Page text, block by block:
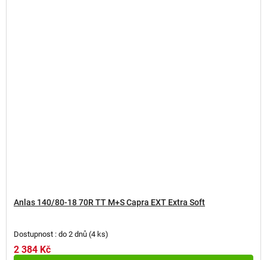
Anlas 140/80-18 70R TT M+S Capra EXT Extra Soft
Dostupnost : do 2 dnů (4 ks)
2 384 Kč